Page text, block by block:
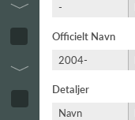
-
Officielt Navn
2004-
Detaljer
Navn